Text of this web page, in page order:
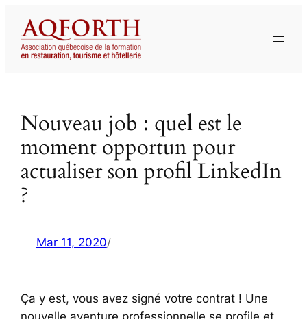
contenu
Nouveau job : quel est le
moment opportun pour
actualiser son profil LinkedIn
?
Mar 11, 2020/
Ça y est, vous avez signé votre contrat ! Une
nouvelle aventure professionnelle se profile et